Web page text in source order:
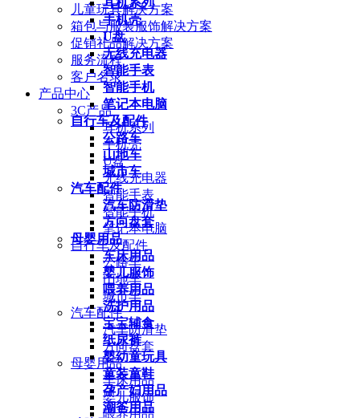
耳机系列
手机壳
U盘
无线充电器
智能手表
智能手机
笔记本电脑
自行车及配件
公路车
山地车
城市车
汽车配件
汽车防滑垫
方向盘套
母婴用品
车床用品
婴儿服饰
喂养用品
洗护用品
宝宝辅食
纸尿裤
婴幼童玩具
童装童鞋
孕产妇用品
潮爸用品
儿童玩具解决方案
箱包与服装服饰解决方案
促销礼品解决方案
服务流程
客户名录
产品中心
3C产品
耳机系列
手机壳
U盘
无线充电器
智能手表
智能手机
笔记本电脑
自行车及配件
公路车
山地车
城市车
汽车配件
汽车防滑垫
方向盘套
母婴用品
车床用品
婴儿服饰
喂养用品